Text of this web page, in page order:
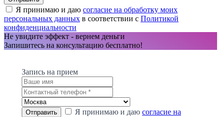
Я принимаю и даю согласие на обработку моих
персональных данных в соответствии с Политикой
конфиденциальности
Не увидите эффект - вернем деньги
Запишитесь на консультацию бесплатно!
Запись на прием
Я принимаю и даю согласие на